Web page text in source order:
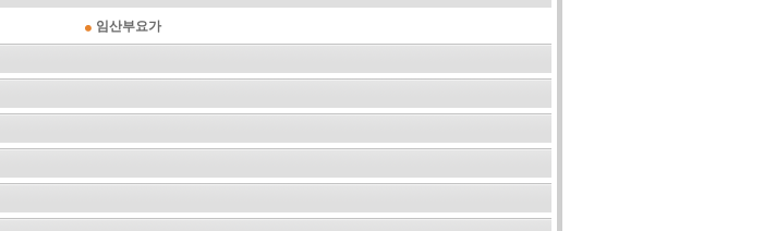
임산부요가